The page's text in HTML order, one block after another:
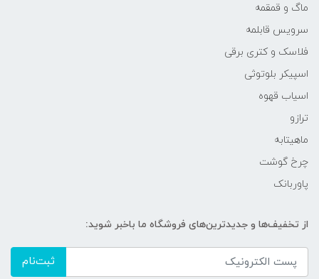
ماگ و قمقمه
سرویس قابلمه
فلاسک و کتری برقی
اسپیکر بلوتوثی
اسیاب قهوه
ترازو
ماهیتابه
چرخ گوشت
پاوربانک
از تخفیف‌ها و جدیدترین‌های فروشگاه ما باخبر شوید:
ثبت‌نام